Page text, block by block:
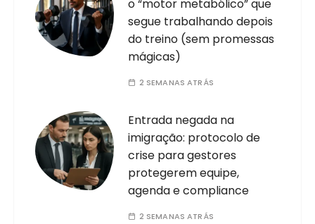
o “motor metabólico” que
segue trabalhando depois
do treino (sem promessas
mágicas)
2 SEMANAS ATRÁS
Entrada negada na
imigração: protocolo de
crise para gestores
protegerem equipe,
agenda e compliance
2 SEMANAS ATRÁS